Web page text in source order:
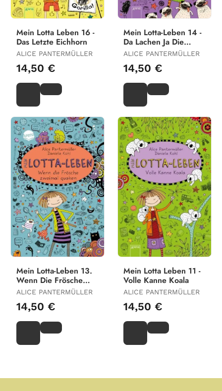
Mein Lotta Leben 16 -
Das Letzte Eichhorn
ALICE PANTERMÜLLER
14,50 €
Mein Lotta-Leben 14 -
Da Lachen Ja Die
Hunde
ALICE PANTERMÜLLER
14,50 €
Mein Lotta-Leben 13.
Wenn Die Frösche
Zweimal Quaken
ALICE PANTERMÜLLER
14,50 €
Mein Lotta Leben 11 -
Volle Kanne Koala
ALICE PANTERMÜLLER
14,50 €